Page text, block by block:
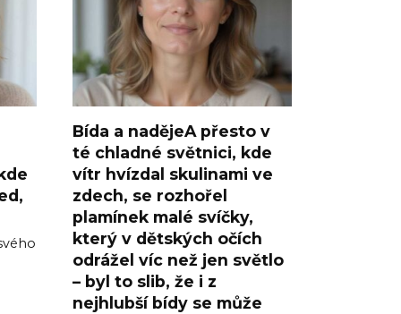
Bída a nadějeA přesto v
té chladné světnici, kde
vítr hvízdal skulinami ve
zdech, se rozhořel
plamínek malé svíčky,
který v dětských očích
odrážel víc než jen světlo
– byl to slib, že i z
nejhlubší bídy se může